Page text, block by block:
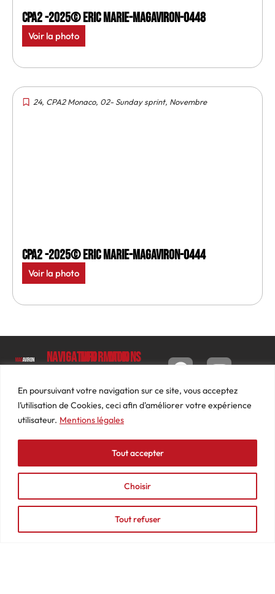
En poursuivant votre navigation sur ce site, vous acceptez
l’utilisation de Cookies, ceci afin d'améliorer votre expérience
utilisateur. Mentions légales
Choisir
Tout refuser
Tout accepter
CPA2 -2025© Eric Marie-MagAviron-0448
Voir la photo
24, CPA2 Monaco, 02- Sunday sprint, Novembre
CPA2 -2025© Eric Marie-MagAviron-0444
Voir la photo
Luc
Barbier
69640
74
87
contact@mediasaviron.fr
Navigation
Le
Magazine
Photos
Actualités
Podcasts
Informations
Conditions
générales
de ventes
Mentions
légales
Mon
Tableau
de bord
Commandes
Adresses
Détails
du
compte